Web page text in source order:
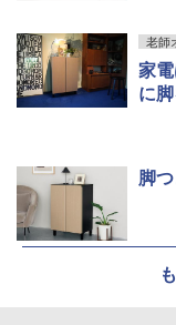
老師
家
に
脚